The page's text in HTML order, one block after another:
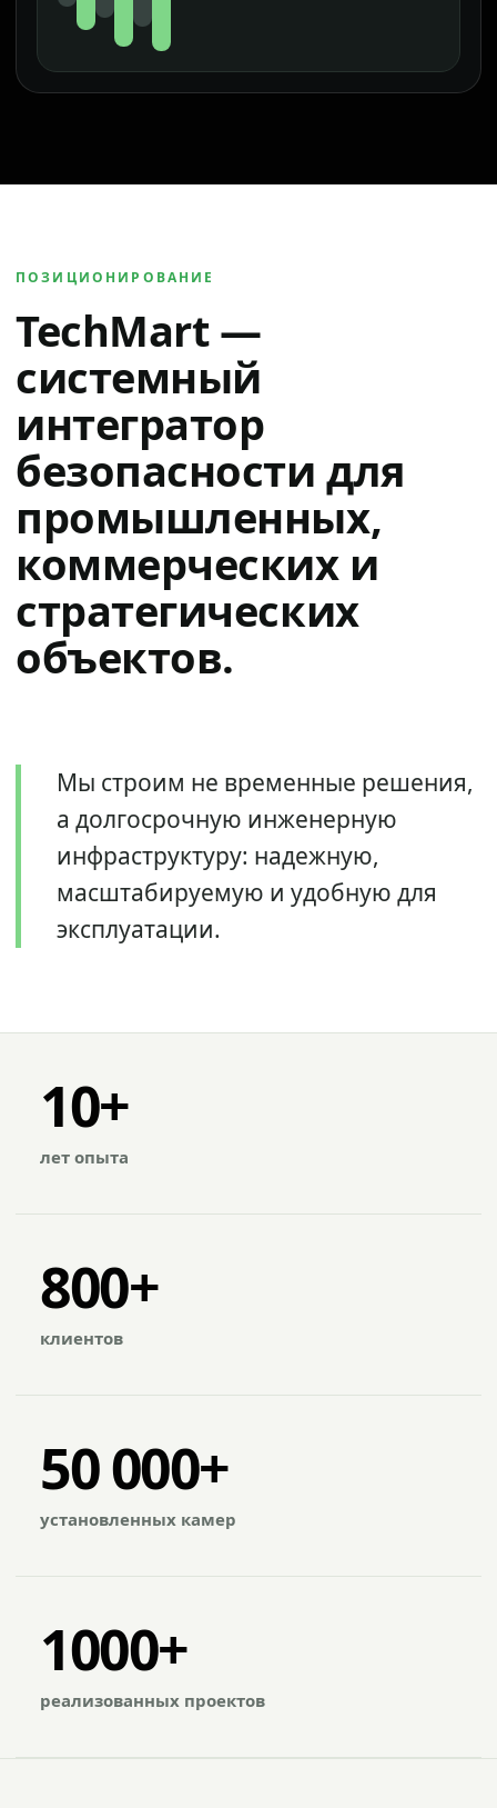
ПОЗИЦИОНИРОВАНИЕ
TechMart —
системный
интегратор
безопасности для
промышленных,
коммерческих и
стратегических
объектов.
Мы строим не временные решения,
а долгосрочную инженерную
инфраструктуру: надежную,
масштабируемую и удобную для
эксплуатации.
10+
лет опыта
800+
клиентов
50 000+
установленных камер
1000+
реализованных проектов